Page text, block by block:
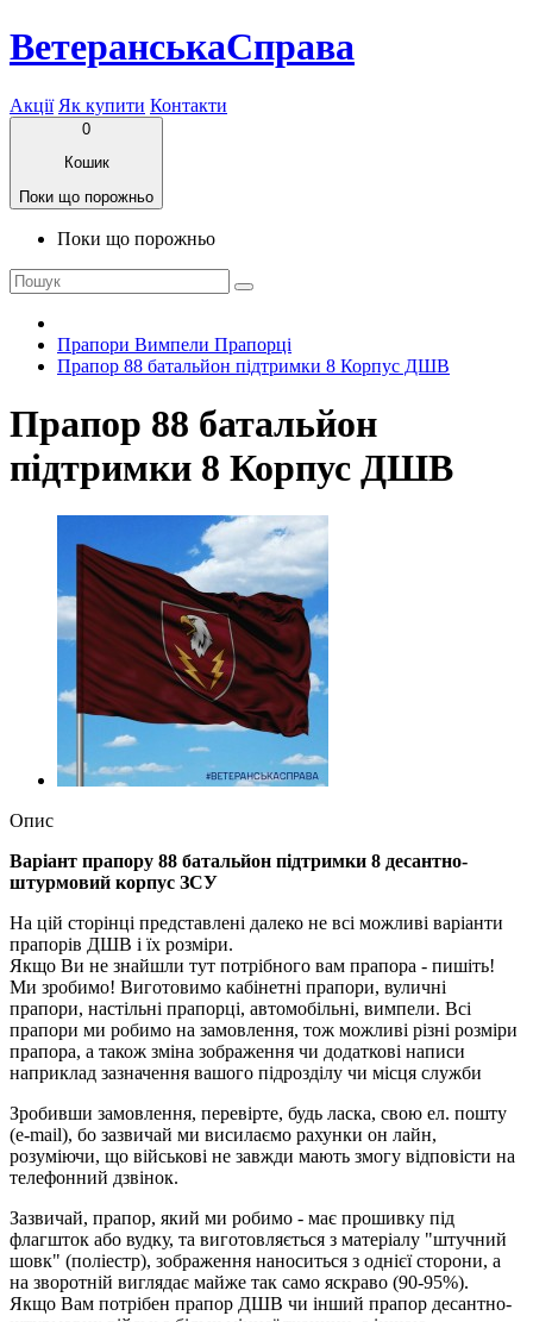
ВетеранськаСправа
Акції Як купити Контакти
0
Кошик
Поки що порожньо
Поки що порожньо
Прапори Вимпели Прапорці
Прапор 88 батальйон підтримки 8 Корпус ДШВ
Прапор 88 батальйон
підтримки 8 Корпус ДШВ
Опис
Варіант прапору 88 батальйон підтримки 8 десантно-
штурмовий корпус ЗСУ
На цій сторінці представлені далеко не всі можливі варіанти
прапорів ДШВ і їх розміри.
Якщо Ви не знайшли тут потрібного вам прапора - пишіть!
Ми зробимо! Виготовимо кабінетні прапори, вуличні
прапори, настільні прапорці, автомобільні, вимпели. Всі
прапори ми робимо на замовлення, тож можливі різні розміри
прапора, а також зміна зображення чи додаткові написи
наприклад зазначення вашого підрозділу чи місця служби
Зробивши замовлення, перевірте, будь ласка, свою ел. пошту
(e-mail), бо зазвичай ми висилаємо рахунки он лайн,
розуміючи, що військові не завжди мають змогу відповісти на
телефонний дзвінок.
Зазвичай, прапор, який ми робимо - має прошивку під
флагшток або вудку, та виготовляється з матеріалу "штучний
шовк" (поліестр), зображення наноситься з однієї сторони, а
на зворотній виглядає майже так само яскраво (90-95%).
Якщо Вам потрібен прапор ДШВ чи інший прапор десантно-